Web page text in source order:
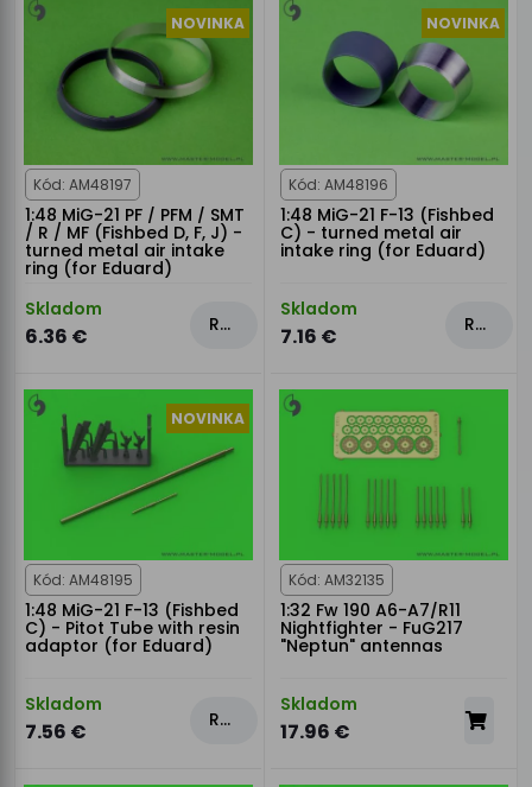
NOVINKA
Kód: AM48197
1:48 MiG-21 PF / PFM / SMT
/ R / MF (Fishbed D, F, J) -
turned metal air intake
ring (for Eduard)
Skladom
6.36 € Rezervovat
NOVINKA
Kód: AM48196
1:48 MiG-21 F-13 (Fishbed
C) - turned metal air
intake ring (for Eduard)
Skladom
7.16 € Rezervovat
NOVINKA
Kód: AM48195
1:48 MiG-21 F-13 (Fishbed
C) - Pitot Tube with resin
adaptor (for Eduard)
Skladom
7.56 € Rezervovat
Kód: AM32135
1:32 Fw 190 A6-A7/R11
Nightfighter - FuG217
"Neptun" antennas
Skladom
17.96 €